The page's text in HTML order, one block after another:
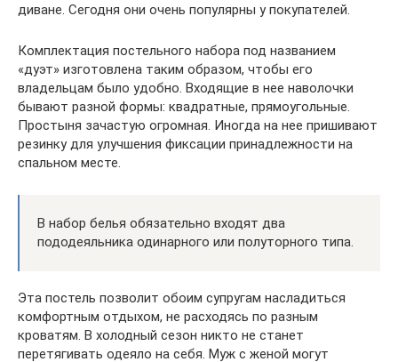
диване. Сегодня они очень популярны у покупателей.
Комплектация постельного набора под названием
«дуэт» изготовлена таким образом, чтобы его
владельцам было удобно. Входящие в нее наволочки
бывают разной формы: квадратные, прямоугольные.
Простыня зачастую огромная. Иногда на нее пришивают
резинку для улучшения фиксации принадлежности на
спальном месте.
В набор белья обязательно входят два
пододеяльника одинарного или полуторного типа.
Эта постель позволит обоим супругам насладиться
комфортным отдыхом, не расходясь по разным
кроватям. В холодный сезон никто не станет
перетягивать одеяло на себя. Муж с женой могут